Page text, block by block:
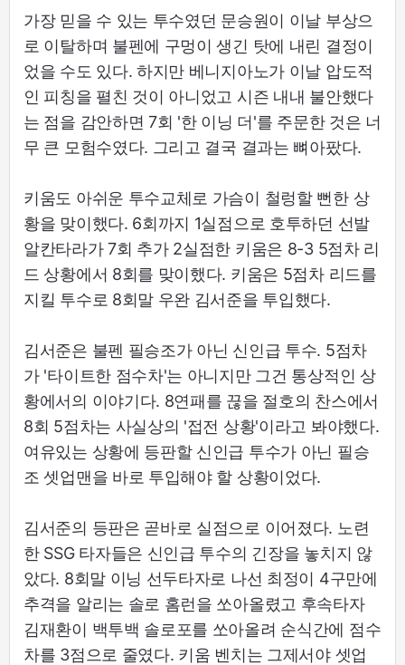
가장 믿을 수 있는 투수였던 문승원이 이날 부상으
로 이탈하며 불펜에 구멍이 생긴 탓에 내린 결정이
었을 수도 있다. 하지만 베니지아노가 이날 압도적
인 피칭을 펼친 것이 아니었고 시즌 내내 불안했다
는 점을 감안하면 7회 '한 이닝 더'를 주문한 것은 너
무 큰 모험수였다. 그리고 결국 결과는 뼈아팠다.
키움도 아쉬운 투수교체로 가슴이 철렁할 뻔한 상
황을 맞이했다. 6회까지 1실점으로 호투하던 선발
알칸타라가 7회 추가 2실점한 키움은 8-3 5점차 리
드 상황에서 8회를 맞이했다. 키움은 5점차 리드를
지킬 투수로 8회말 우완 김서준을 투입했다.
김서준은 불펜 필승조가 아닌 신인급 투수. 5점차
가 '타이트한 점수차'는 아니지만 그건 통상적인 상
황에서의 이야기다. 8연패를 끊을 절호의 찬스에서
8회 5점차는 사실상의 '접전 상황'이라고 봐야했다.
여유있는 상황에 등판할 신인급 투수가 아닌 필승
조 셋업맨을 바로 투입해야 할 상황이었다.
김서준의 등판은 곧바로 실점으로 이어졌다. 노련
한 SSG 타자들은 신인급 투수의 긴장을 놓치지 않
았다. 8회말 이닝 선두타자로 나선 최정이 4구만에
추격을 알리는 솔로 홈런을 쏘아올렸고 후속타자
김재환이 백투백 솔로포를 쏘아올려 순식간에 점수
차를 3점으로 줄였다. 키움 벤치는 그제서야 셋업